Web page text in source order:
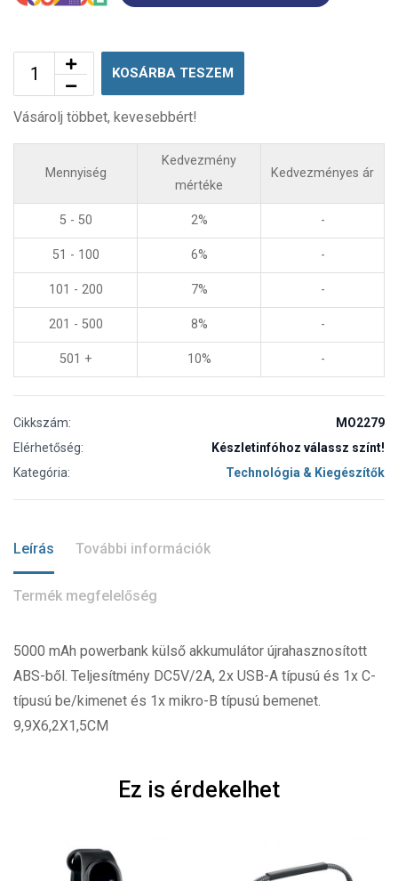
KOSÁRBA TESZEM
Vásárolj többet, kevesebbért!
Mennyiség
Kedvezmény
mértéke
Kedvezményes ár
5 - 50 2% -
51 - 100 6% -
101 - 200 7% -
201 - 500 8% -
501 + 10% -
Cikkszám:
MO2279
Elérhetőség:
Készletinfóhoz válassz színt!
Kategória:
Technológia & Kiegészítők
Leírás További információk
Termék megfelelőség
5000 mAh powerbank külső akkumulátor újrahasznosított
ABS-ből. Teljesítmény DC5V/2A, 2x USB-A típusú és 1x C-
típusú be/kimenet és 1x mikro-B típusú bemenet.
9,9X6,2X1,5CM
Ez is érdekelhet